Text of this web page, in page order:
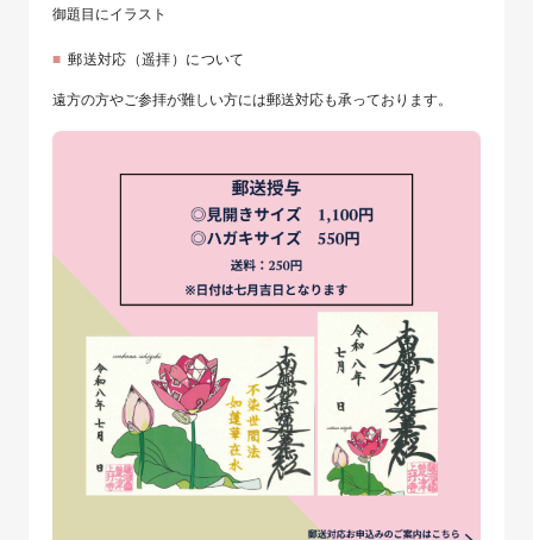
御題目にイラスト
郵送対応（遥拝）について
遠方の方やご参拝が難しい方には郵送対応も承っております。